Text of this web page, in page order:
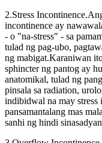
2.Stress
incontinence ay
- o "na-stress" - sa
tulad ng pag-ubo,
ng mabigat.Karaniwan
sphincter ng pantog ay
anatomikal, tulad ng
pinsala sa radiation,
indibidwal na may stress
pansamantalang mas
sanhi ng hindi